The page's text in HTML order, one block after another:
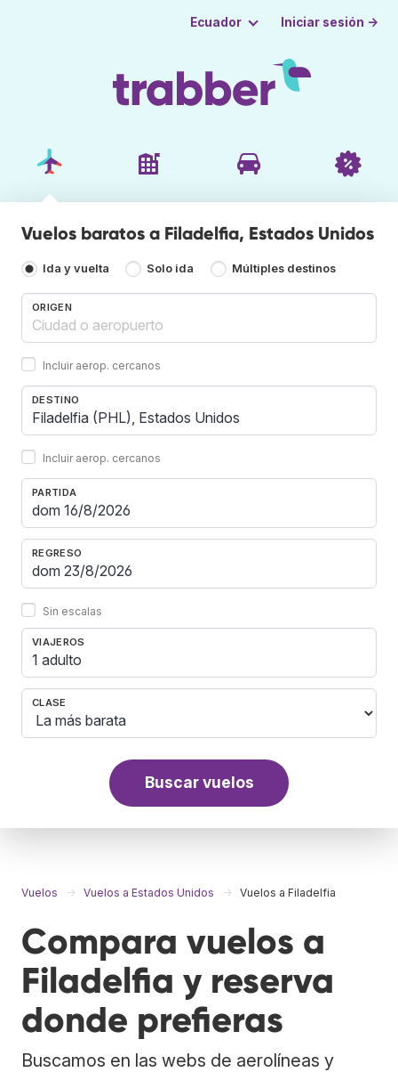
Ecuador Iniciar sesión →
Vuelos baratos a Filadelfia, Estados Unidos
Ida y vuelta Solo ida Múltiples destinos
ORIGEN
Incluir aerop. cercanos
DESTINO
Incluir aerop. cercanos
PARTIDA
REGRESO
Sin escalas
VIAJEROS
1 adulto
CLASE
Buscar vuelos
Vuelos Vuelos a Estados Unidos Vuelos a Filadelfia
Compara vuelos a
Filadelfia y reserva
donde prefieras
Buscamos en las webs de aerolíneas y